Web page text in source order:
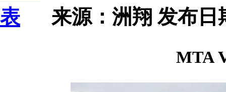
来源：洲翔发布日
MTA